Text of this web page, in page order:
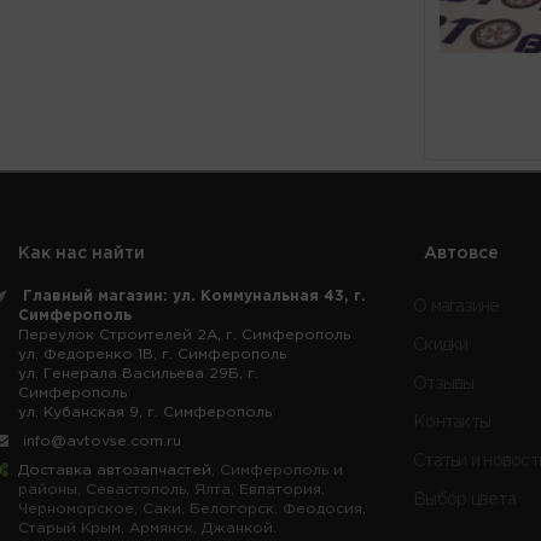
Как нас найти
Главный магазин: ул. Коммунальная 43, г.
Симферополь
Переулок Строителей 2А, г. Симферополь
ул. Федоренко 1В, г. Симферополь
ул. Генерала Васильева 29Б, г.
Симферополь
ул. Кубанская 9, г. Симферополь
info@avtovse.com.ru
Доставка автозапчастей , Симферополь и
районы, Севастополь, Ялта, Евпатория,
Черноморское, Саки, Белогорск, Феодосия,
Старый Крым, Армянск, Джанкой.
Автовсе